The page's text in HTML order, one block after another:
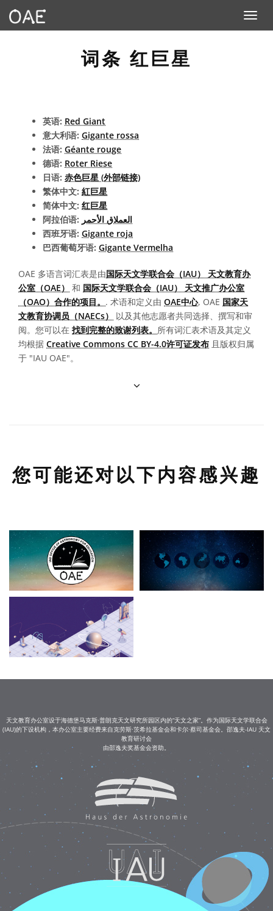
Toggle
词条 红巨星
英语: Red Giant
意大利语: Gigante rossa
法语: Géante rouge
德语: Roter Riese
日语: 赤色巨星 (外部链接)
繁体中文: 紅巨星
简体中文: 红巨星
阿拉伯语: العملاق الأحمر
西班牙语: Gigante roja
巴西葡萄牙语: Gigante Vermelha
OAE 多语言词汇表是由国际天文学联合会（IAU） 天文教育办
公室（OAE）
和 国际天文学联合会（IAU） 天文推广办公室
（OAO）合作的项目。 . 术语和定义由 OAE中心, OAE 国家天
文教育协调员（NAECs）
以及其他志愿者共同选择、撰写和审
阅。您可以在 找到完整的致谢列表。 所有词汇表术语及其定义
均根据 Creative Commons CC BY-4.0许可证发布 且版权归属
于 "IAU OAE"。
您可能还对以下内容感兴趣
天文教育办公室设于海德堡马克斯·普朗克天文研究所园区内的“天文之家”。作为国际天文学联合会
(IAU)的下设机构，本办公室主要经费来自克劳斯·茨希拉基金会和卡尔·蔡司基金会。邵逸夫-IAU 天文
教育研讨会
由邵逸夫奖基金会资助。